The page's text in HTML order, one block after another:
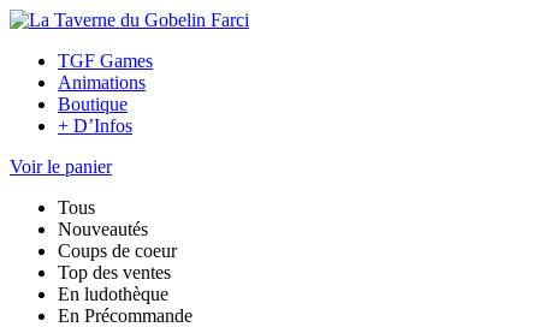
TGF Games
Animations
Boutique
+ D’Infos
Voir le panier
Tous
Nouveautés
Coups de coeur
Top des ventes
En ludothèque
En Précommande